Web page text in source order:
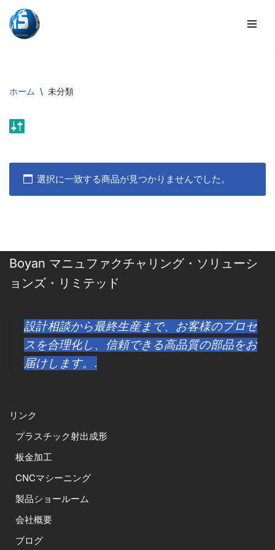
コ
ツ
ス
キ
プ
ホーム \ 未分類
選択に一致する商品が見つかりませんでした。
Boyan マニュファクチャリング・ソリューシ
ョンズ・リミテッド
設計相談から最終生産まで、お客様のプロセ
スを合理化し、信頼できる高品質の部品をお
届けします。.
リンク
プラスチック射出成形
板金加工
CNCマシーニング
製品ショールーム
会社概要
ブログ